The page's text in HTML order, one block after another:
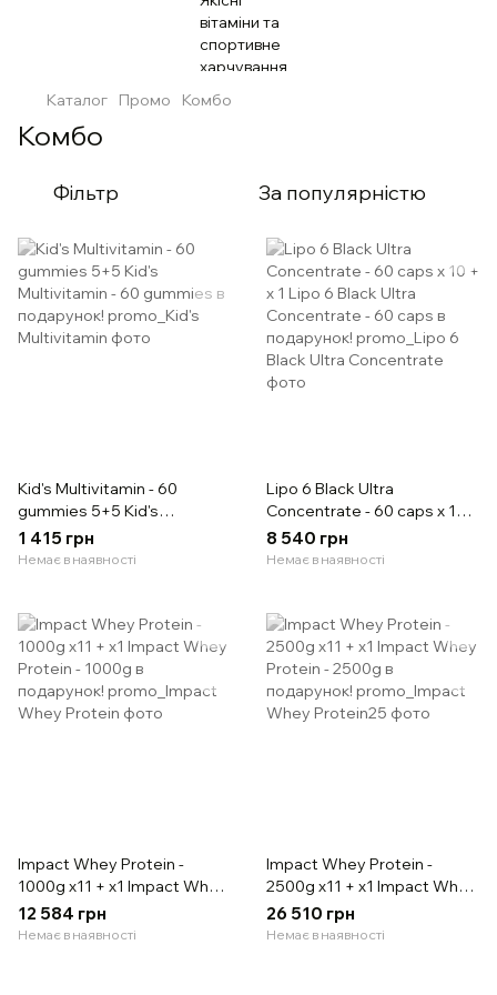
Каталог Промо Комбо
Комбо
Фільтр За популярністю
Kid's Multivitamin - 60
gummies 5+5 Kid's
Multivitamin - 60 gummies в
подарунок!
1 415 грн
Немає в наявності
Lipo 6 Black Ultra
Concentrate - 60 caps х 10 +
x 1 Lipo 6 Black Ultra
Concentrate - 60 caps в
8 540 грн
Немає в наявності
Impact Whey Protein -
1000g х11 + х1 Impact Whey
Protein - 1000g в
подарунок!
12 584 грн
Немає в наявності
Impact Whey Protein -
2500g х11 + х1 Impact Whey
Protein - 2500g в
подарунок!
26 510 грн
Немає в наявності